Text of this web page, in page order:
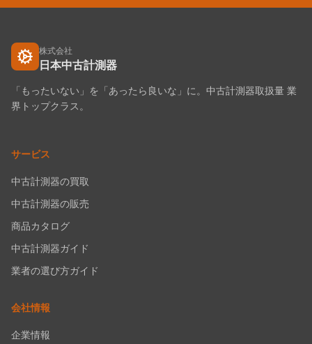
株式会社
日本中古計測器
「もったいない」を「あったら良いな」に。中古計測器取扱量 業
界トップクラス。
サービス
中古計測器の買取
中古計測器の販売
商品カタログ
中古計測器ガイド
業者の選び方ガイド
会社情報
企業情報